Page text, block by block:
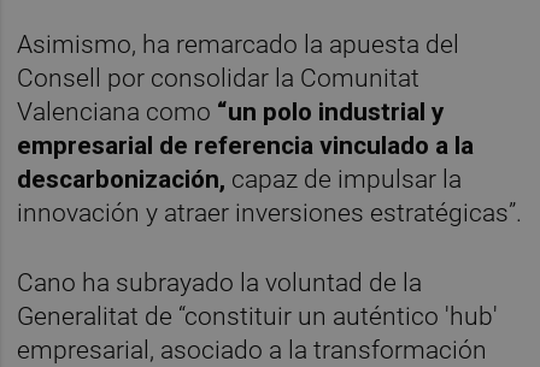
Asimismo, ha remarcado la apuesta del
Consell por consolidar la Comunitat
Valenciana como “un polo industrial y
empresarial de referencia vinculado a la
descarbonización, capaz de impulsar la
innovación y atraer inversiones estratégicas”.
Cano ha subrayado la voluntad de la
Generalitat de “constituir un auténtico 'hub'
empresarial, asociado a la transformación